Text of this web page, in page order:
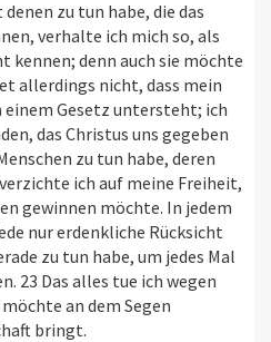
zu tun habe, die das
verhalte ich mich so, als
kennen; denn auch sie möchte
allerdings nicht, dass mein
Gesetz untersteht; ich
das Christus uns gegeben
zu tun habe, deren
ich auf meine Freiheit,
gewinnen möchte. In jedem
nur erdenkliche Rücksicht
zu tun habe, um jedes Mal
23 Das alles tue ich wegen
an dem Segen
bringt.